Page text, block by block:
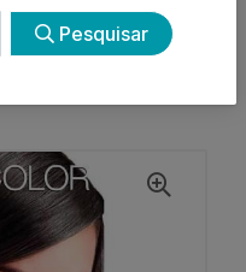
Pesquisar